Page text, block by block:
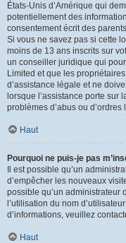
États-Unis d’Amérique qui
potentiellement des
consentement écrit des
Si vous ne savez pas si cette
moins de 13 ans inscrits sur
un conseiller juridique qui
Limited et que les
d’assistance légale et ne
lorsque l’assistance porte sur
problèmes d’abus ou
Haut
Pourquoi ne puis-je pas
Il est possible qu’un
d’empêcher les nouveaux
possible qu’un administrateur
l’utilisation du nom
d’informations, veuillez
Haut